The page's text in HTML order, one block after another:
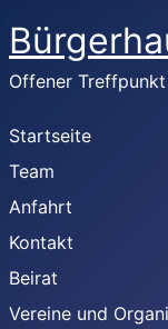
Offener
Startseite
Team
Anfahrt
Kontakt
Beirat
Vereine und